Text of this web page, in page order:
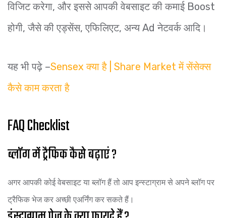
विजिट करेगा, और इससे आपकी वेबसाइट की कमाई Boost
होगी, जैसे की एड्सेंस, एफिलिएट, अन्य Ad नेटवर्क आदि।
यह भी पढ़े –Sensex क्या है | Share Market में सेंसेक्स
कैसे काम करता है
FAQ Checklist
ब्लॉग में ट्रैफिक कैसे बढ़ाएं ?
अगर आपकी कोई वेबसाइट या ब्लॉग हैं तो आप इन्स्टाग्राम से अपने ब्लॉग पर
ट्रैफिक भेज कर अच्छी एअर्निंग कर सकते हैं।